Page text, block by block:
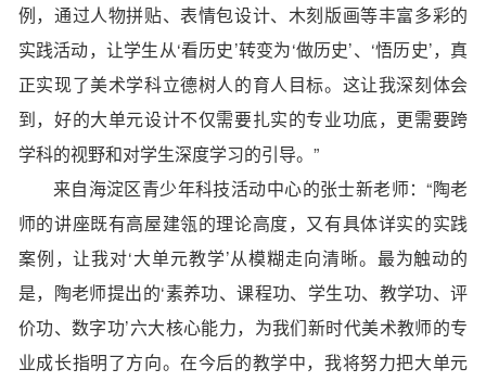
例，通过人物拼贴、表情包设计、木刻版画等丰富多彩的
实践活动，让学生从‘看历史’转变为‘做历史’、‘悟历史’，真
正实现了美术学科立德树人的育人目标。这让我深刻体会
到，好的大单元设计不仅需要扎实的专业功底，更需要跨
学科的视野和对学生深度学习的引导。”
来自海淀区青少年科技活动中心的张士新老师：“陶老
师的讲座既有高屋建瓴的理论高度，又有具体详实的实践
案例，让我对‘大单元教学’从模糊走向清晰。最为触动的
是，陶老师提出的‘素养功、课程功、学生功、教学功、评
价功、数字功’六大核心能力，为我们新时代美术教师的专
业成长指明了方向。在今后的教学中，我将努力把大单元